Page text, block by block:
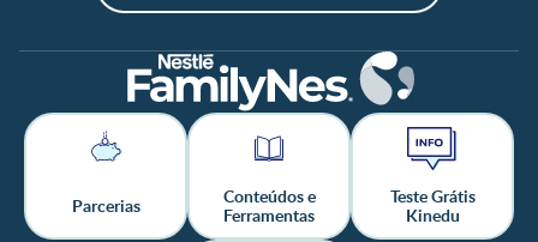
Parcerias
Conteúdos e
Ferramentas
Teste Grátis
Kinedu